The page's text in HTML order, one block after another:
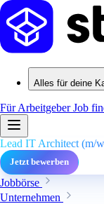
Alles für deine
Für ArbeitgeberJob
Lead IT Architect (m/
Jetzt bewerben
Jobbörse
Unternehmen